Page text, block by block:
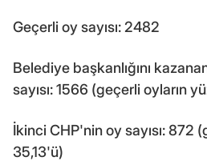
Geçerli oy sayısı: 2482
Belediye başkanlığını
sayısı: 1566 (geçerli oyların
İkinci CHP'nin oy sayısı: 872
35,13'ü)